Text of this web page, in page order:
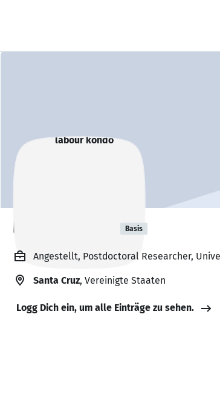
labour kondo Basis
Angestellt, Postdoctoral Researcher,
Santa Cruz, Vereinigte Staaten
Logg Dich ein, um alle Einträge zu sehen.